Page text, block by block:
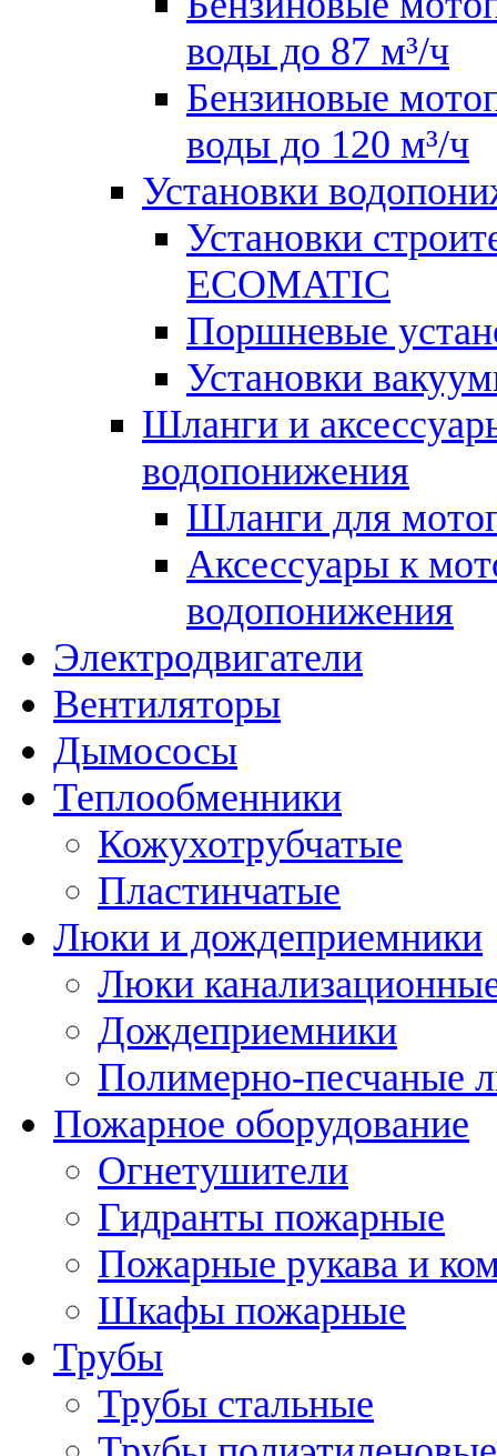
воды до 87 м³/ч
Бензиновые
воды до 120 м³/ч
Установки
Установки
ECOMATIC
Поршневые
Установки
Шланги и
водопонижения
Шланги для
Аксессуары к
водопонижения
Электродвигатели
Вентиляторы
Дымососы
Теплообменники
Кожухотрубчатые
Пластинчатые
Люки и дождеприемники
Люки
Дождеприемники
Полимерно-песчаные
Пожарное оборудование
Огнетушители
Гидранты пожарные
Пожарные рукава и
Шкафы пожарные
Трубы
Трубы стальные